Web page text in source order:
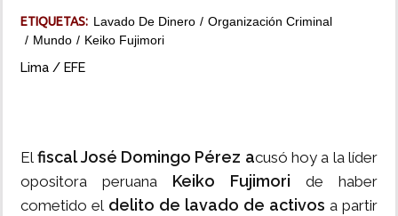
ETIQUETAS: Lavado De Dinero
Organización Criminal
Mundo
Keiko Fujimori
Lima / EFE
El fiscal José Domingo Pérez acusó hoy a la líder
opositora peruana Keiko Fujimori de haber
cometido el delito de lavado de activos a partir